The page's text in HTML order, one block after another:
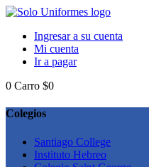
Ingresar a su cuenta
Mi cuenta
Ir a pagar
0 Carro $0
Colegios
Santiago College
Instituto Hebreo